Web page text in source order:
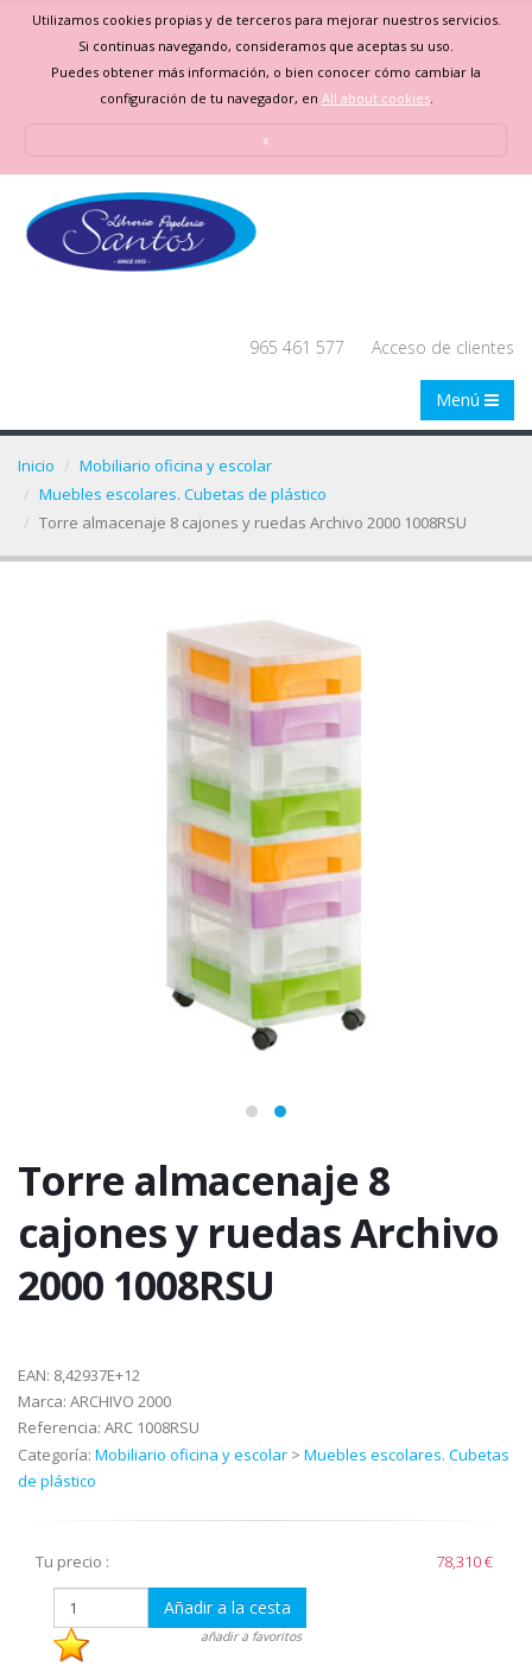
Utilizamos cookies propias y de terceros para mejorar nuestros servicios.
Si continuas navegando, consideramos que aceptas su uso.
Puedes obtener más información, o bien conocer cómo cambiar la
configuración de tu navegador, en All about cookies.
x
965 461 577 Acceso de clientes
Menú
Inicio
Mobiliario oficina y escolar
Muebles escolares. Cubetas de plástico
Torre almacenaje 8 cajones y ruedas Archivo 2000 1008RSU
Torre almacenaje 8
cajones y ruedas Archivo
2000 1008RSU
EAN: 8,42937E+12
Marca: ARCHIVO 2000
Referencia: ARC 1008RSU
Categoría: Mobiliario oficina y escolar > Muebles escolares. Cubetas
de plástico
Tu precio : 78,310 €
Añadir a la cesta
añadir a favoritos